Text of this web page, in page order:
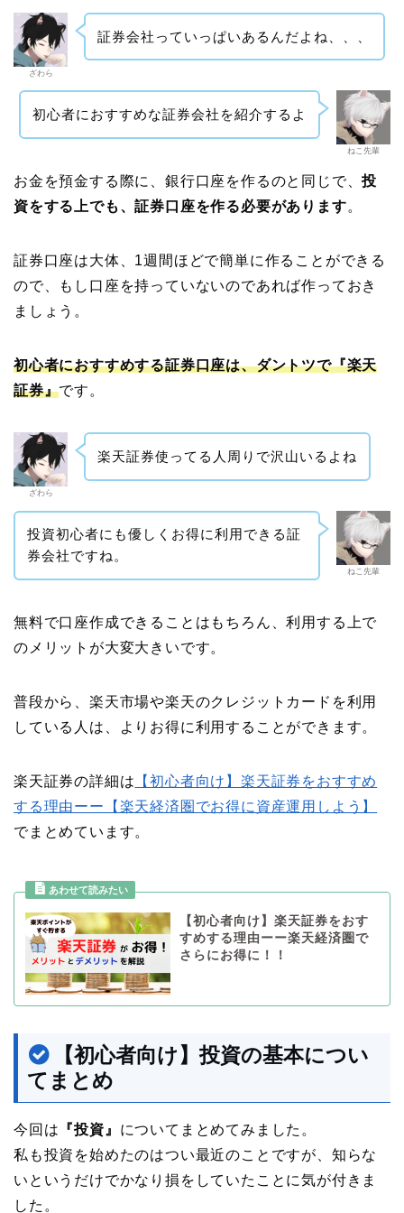
ざわら
証券会社っていっぱいあるんだよね、、、
ねこ先輩
初心者におすすめな証券会社を紹介するよ
お金を預金する際に、銀行口座を作るのと同じで、投
資をする上でも、証券口座を作る必要があります。
証券口座は大体、1週間ほどで簡単に作ることができる
ので、もし口座を持っていないのであれば作っておき
ましょう。
初心者におすすめする証券口座は、ダントツで『楽天
証券』です。
ざわら
楽天証券使ってる人周りで沢山いるよね
ねこ先輩
投資初心者にも優しくお得に利用できる証
券会社ですね。
無料で口座作成できることはもちろん、利用する上で
のメリットが大変大きいです。
普段から、楽天市場や楽天のクレジットカードを利用
している人は、よりお得に利用することができます。
楽天証券の詳細は 【初心者向け】楽天証券をおすすめ
する理由ーー【楽天経済圏でお得に資産運用しよう】
でまとめています。
【初心者向け】楽天証券をおす
すめする理由ーー楽天経済圏で
さらにお得に！！
【初心者向け】投資の基本につい
てまとめ
今回は 『投資』 についてまとめてみました。
私も投資を始めたのはつい最近のことですが、知らな
いというだけでかなり損をしていたことに気が付きま
した。